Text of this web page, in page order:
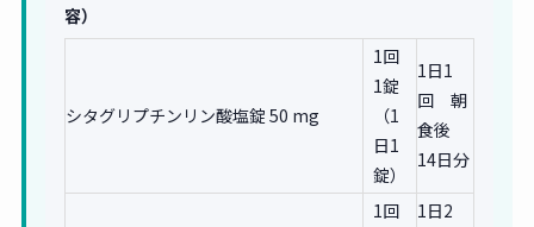
容）
シタグリプチンリン酸塩錠 50 mg
1回
1錠
（1
日1
錠）
1日1
回 朝
食後
14日分
1回
1日2